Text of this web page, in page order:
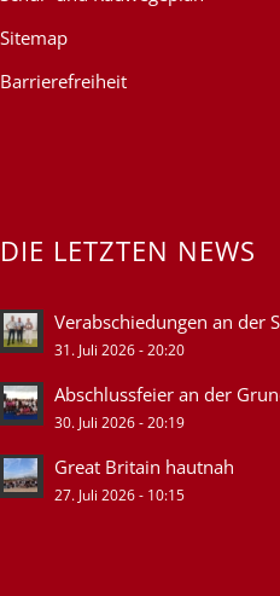
Sitemap
Barrierefreiheit
DIE LETZTEN NEWS
Verabschiedungen an der
31. Juli 2026 - 20:20
Abschlussfeier an der
30. Juli 2026 - 20:19
Great Britain hautnah
27. Juli 2026 - 10:15